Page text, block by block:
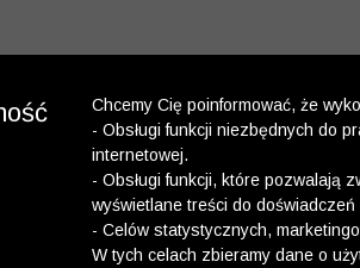
Chcemy Cię poinformować, że
- Obsługi funkcji niezbędnych do
internetowej.
- Obsługi funkcji, które pozwalają
wyświetlane treści do doświadczeń
- Celów statystycznych,
W tych celach zbieramy dane o